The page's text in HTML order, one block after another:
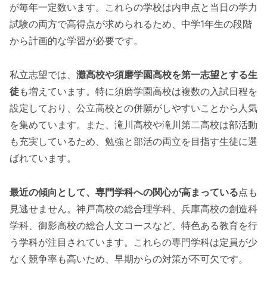
が毎年一定数います。これらの学校は内申点と当日の学力
試験の両方で高得点が求められるため、中学1年生の段階
から計画的な学習が必要です。
私立志望では、 灘高校や須磨学園高校を第一志望とする生
徒も増えています。特に須磨学園高校は複数の入試日程を
設定しており、公立高校との併願がしやすいことから人気
を集めています。また、滝川高校や滝川第二高校は部活動
も充実しているため、勉強と部活の両立を目指す生徒に選
ばれています。
最近の傾向として、専門学科への関心が高まっている点も
見逃せません。神戸高校の総合理学科、兵庫高校の創造科
学科、御影高校の総合人文コースなど、特色ある教育を行
う学科が注目されています。これらの専門学科は定員が少
なく競争率も高いため、早期からの対策が不可欠です。